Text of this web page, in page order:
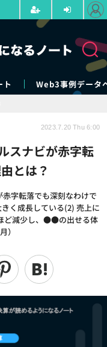
ト Web3事例データ
スナビが赤字転
とは？
字転落でも深刻なわけで
く成長している(2) 売上に
ど減少し、●●の出せる体
）
2023.7.20 Thu 6:00